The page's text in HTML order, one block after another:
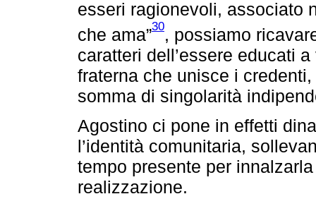
esseri ragionevoli, associato
che ama”30, possiamo
caratteri dell’essere educati
fraterna che unisce i
somma di singolarità
Agostino ci pone in effetti
l’identità comunitaria,
tempo presente per
realizzazione.